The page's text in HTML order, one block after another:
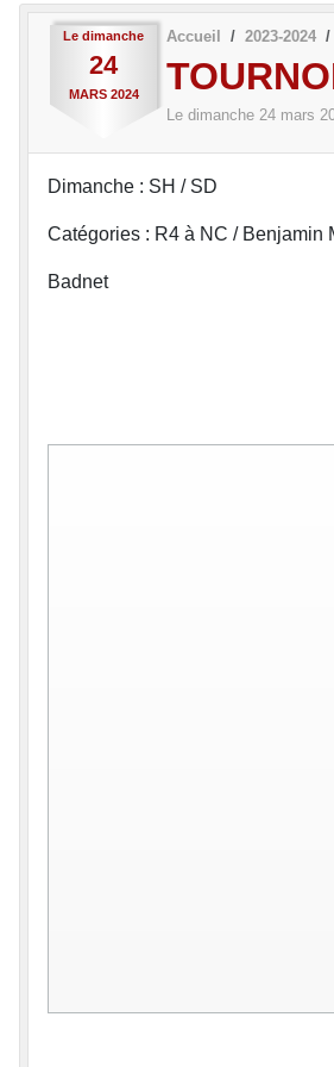
Le dimanche
24
MARS 2024
Accueil 2023-2024
Le dimanche 24 mars
Dimanche : SH / SD
Catégories : R4 à NC / Benjamin
Badnet